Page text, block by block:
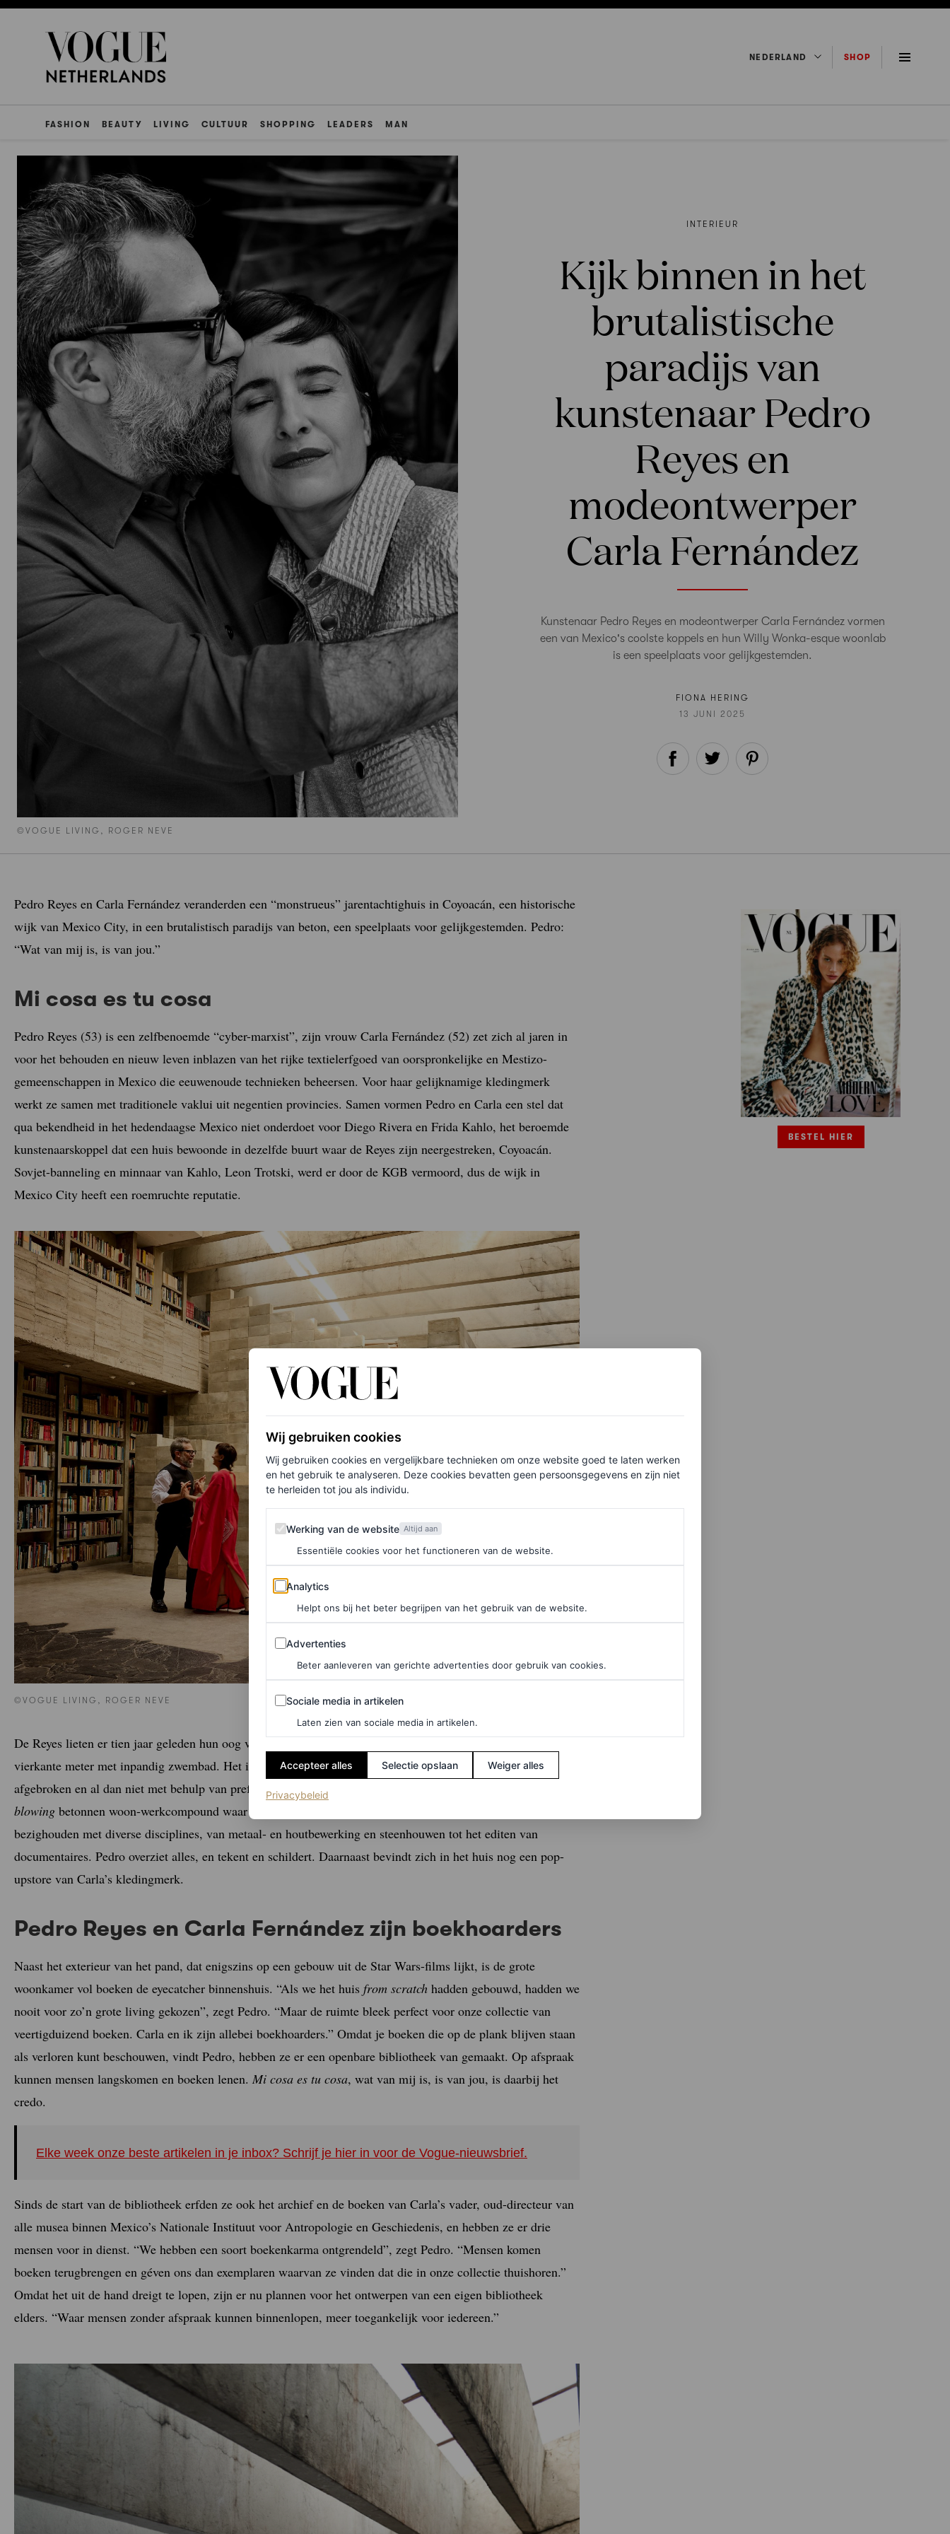
NEDERLAND SHOP
FASHION BEAUTY LIVING CULTUUR SHOPPING LEADERS MAN
©VOGUE LIVING, ROGER NEVE
INTERIEUR
Kijk binnen in het
brutalistische
paradijs van
kunstenaar Pedro
Reyes en
modeontwerper
Carla Fernández
Kunstenaar Pedro Reyes en modeontwerper Carla Fernández vormen
een van Mexico's coolste koppels en hun Willy Wonka-esque woonlab
is een speelplaats voor gelijkgestemden.
FIONA HERING
13 JUNI 2025
Pedro Reyes en Carla Fernández veranderden een “monstrueus” jarentachtighuis in Coyoacán, een historische
wijk van Mexico City, in een brutalistisch paradijs van beton, een speelplaats voor gelijkgestemden. Pedro:
“Wat van mij is, is van jou.”
Mi cosa es tu cosa
Pedro Reyes (53) is een zelfbenoemde “cyber-marxist”, zijn vrouw Carla Fernández (52) zet zich al jaren in
voor het behouden en nieuw leven inblazen van het rijke textielerfgoed van oorspronkelijke en Mestizo-
gemeenschappen in Mexico die eeuwenoude technieken beheersen. Voor haar gelijknamige kledingmerk
werkt ze samen met traditionele vaklui uit negentien provincies. Samen vormen Pedro en Carla een stel dat
qua bekendheid in het hedendaagse Mexico niet onderdoet voor Diego Rivera en Frida Kahlo, het beroemde
kunstenaarskoppel dat een huis bewoonde in dezelfde buurt waar de Reyes zijn neergestreken, Coyoacán.
Sovjet-banneling en minnaar van Kahlo, Leon Trotski, werd er door de KGB vermoord, dus de wijk in
Mexico City heeft een roemruchte reputatie.
©VOGUE LIVING, ROGER NEVE
De Reyes lieten er tien jaar geleden hun oog vallen op een “monstrueuze” jarentachtigvilla van duizend
vierkante meter met inpandig zwembad. Het is de enige plek in het huis die bleef zoals-ie was, de rest werd
afgebroken en al dan niet met behulp van prefab elementen weer opgebouwd. Het resultaat is een
blowing betonnen woon-werkcompound waar dagelijks twintig medewerkers van de Reyes Studio zich
bezighouden met diverse disciplines, van metaal- en houtbewerking en steenhouwen tot het editen van
documentaires. Pedro overziet alles, en tekent en schildert. Daarnaast bevindt zich in het huis nog een pop-
upstore van Carla’s kledingmerk.
Pedro Reyes en Carla Fernández zijn boekhoarders
Naast het exterieur van het pand, dat enigszins op een gebouw uit de Star Wars-films lijkt, is de grote
woonkamer vol boeken de eyecatcher binnenshuis. “Als we het huis from scratch hadden gebouwd, hadden we
nooit voor zo’n grote living gekozen”, zegt Pedro. “Maar de ruimte bleek perfect voor onze collectie van
veertigduizend boeken. Carla en ik zijn allebei boekhoarders.” Omdat je boeken die op de plank blijven staan
als verloren kunt beschouwen, vindt Pedro, hebben ze er een openbare bibliotheek van gemaakt. Op afspraak
kunnen mensen langskomen en boeken lenen. Mi cosa es tu cosa, wat van mij is, is van jou, is daarbij het
credo.
Elke week onze beste artikelen in je inbox? Schrijf je hier in voor de Vogue-nieuwsbrief.
Sinds de start van de bibliotheek erfden ze ook het archief en de boeken van Carla’s vader, oud-directeur van
alle musea binnen Mexico’s Nationale Instituut voor Antropologie en Geschiedenis, en hebben ze er drie
mensen voor in dienst. “We hebben een soort boekenkarma ontgrendeld”, zegt Pedro. “Mensen komen
boeken terugbrengen en géven ons dan exemplaren waarvan ze vinden dat die in onze collectie thuishoren.”
Omdat het uit de hand dreigt te lopen, zijn er nu plannen voor het ontwerpen van een eigen bibliotheek
elders. “Waar mensen zonder afspraak kunnen binnenlopen, meer toegankelijk voor iedereen.”
BESTEL HIER
Wij gebruiken cookies
Wij gebruiken cookies en vergelijkbare technieken om onze website goed te laten werken
en het gebruik te analyseren. Deze cookies bevatten geen persoonsgegevens en zijn niet
te herleiden tot jou als individu.
Werking van de website
Werking van de website Altijd aan
Essentiële cookies voor het functioneren van de website.
Analytics
Analytics
Helpt ons bij het beter begrijpen van het gebruik van de website.
Advertenties
Advertenties
Beter aanleveren van gerichte advertenties door gebruik van cookies.
Sociale media in artikelen
Sociale media in artikelen
Laten zien van sociale media in artikelen.
Accepteer alles Selectie opslaan Weiger alles
Privacybeleid